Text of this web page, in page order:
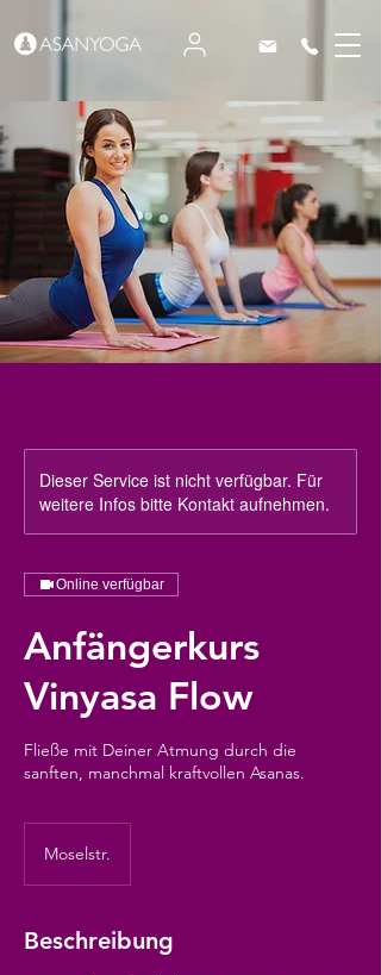
Dieser Service ist nicht verfügbar. Für
weitere Infos bitte Kontakt aufnehmen.
Online verfügbar
Anfängerkurs
Vinyasa Flow
Fließe mit Deiner Atmung durch die
sanften, manchmal kraftvollen Asanas.
Moselstr.
Beschreibung